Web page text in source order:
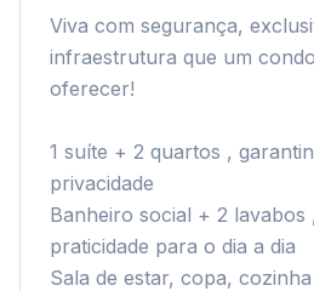
Viva com segurança,
infraestrutura que um
oferecer!
1 suíte + 2 quartos ,
privacidade
Banheiro social + 2 lavabos
praticidade para o dia a dia
Sala de estar, copa,